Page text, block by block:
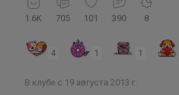
1.6K 705 101 390 8
4 1 1
В клубе с 19 августа 2013 г.